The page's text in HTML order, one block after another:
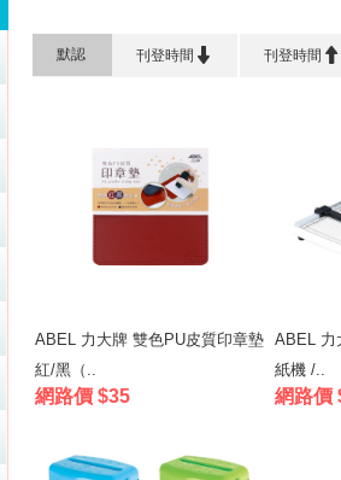
默認 刊登時間  刊登時間 
ABEL 力大牌 雙色PU皮質印章墊
紅/黑（..
網路價 $35
ABEL 力
紙機 /..
網路價